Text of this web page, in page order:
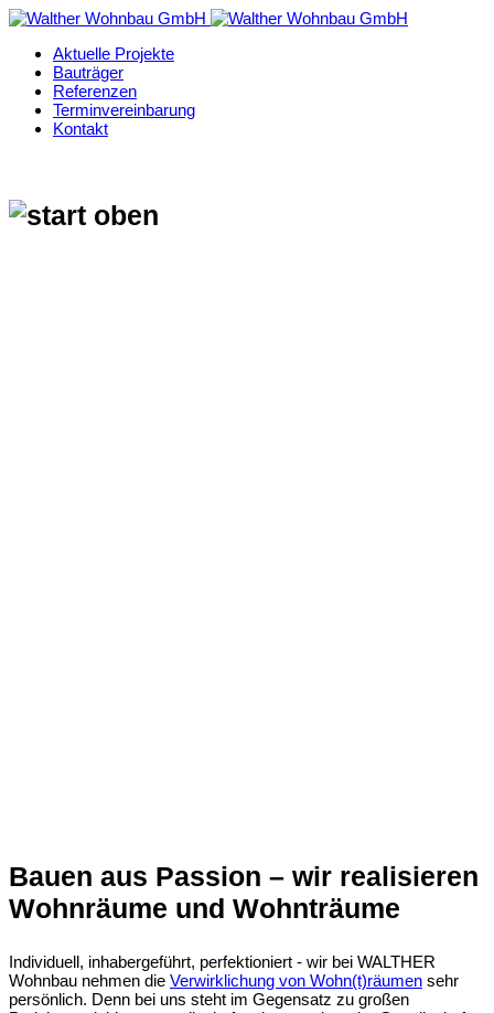
Aktuelle Projekte
Bauträger
Referenzen
Terminvereinbarung
Kontakt
Bauen aus Passion – wir realisieren
Wohnräume und Wohnträume
Individuell, inhabergeführt, perfektioniert - wir bei WALTHER
Wohnbau nehmen die Verwirklichung von Wohn(t)räumen sehr
persönlich. Denn bei uns steht im Gegensatz zu großen